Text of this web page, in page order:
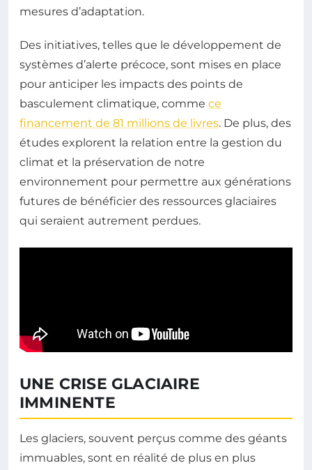
mesures d’adaptation.
Des initiatives, telles que le développement de
systèmes d’alerte précoce, sont mises en place
pour anticiper les impacts des points de
basculement climatique, comme ce
financement de 81 millions de livres. De plus, des
études explorent la relation entre la gestion du
climat et la préservation de notre
environnement pour permettre aux générations
futures de bénéficier des ressources glaciaires
qui seraient autrement perdues.
UNE CRISE GLACIAIRE
IMMINENTE
Les glaciers, souvent perçus comme des géants
immuables, sont en réalité de plus en plus